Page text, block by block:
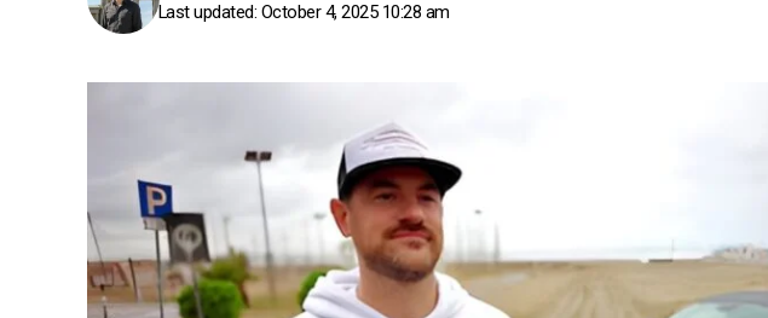
Last updated: October 4, 2025 10:28 am